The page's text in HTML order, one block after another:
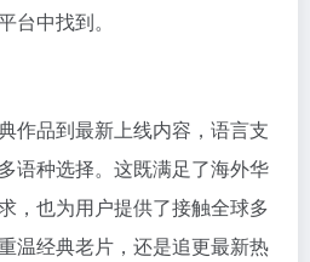
台中找到。
作品到最新上线内容，语言支
语种选择。这既满足了海外华
，也为用户提供了接触全球多
温经典老片，还是追更最新热